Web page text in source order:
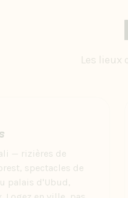
Les lieux
— rizières de
spectacles de
palais d'Ubud,